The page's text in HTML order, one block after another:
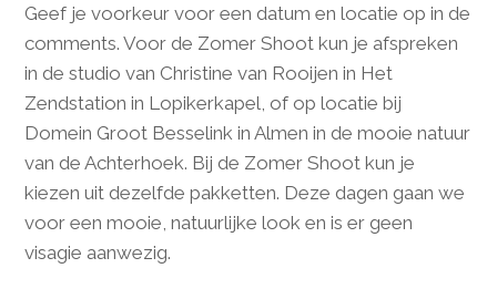
Geef je voorkeur voor een datum en locatie op in de
comments. Voor de Zomer Shoot kun je afspreken
in de studio van Christine van Rooijen in Het
Zendstation in Lopikerkapel, of op locatie bij
Domein Groot Besselink in Almen in de mooie natuur
van de Achterhoek. Bij de Zomer Shoot kun je
kiezen uit dezelfde pakketten. Deze dagen gaan we
voor een mooie, natuurlijke look en is er geen
visagie aanwezig.